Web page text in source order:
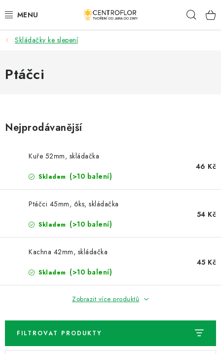
na
SEZÓNNÍ TVOŘENÍ
DŘEVĚNÉ VÝROBKY
NOVINKY
TIPY NA TVOŘENÍ
Dopravné Kontaktujte nás
O nás - kdo jsme?
Moje objednávka
Skládačky ke slepení
Ptáčci
Nejprodávanější
Kuře 52mm, skládačka
Skladem (>10 balení)
46 Kč
Ptáčci 45mm, 6ks, skládačka
Skladem (>10 balení)
54 Kč
Kachna 42mm, skládačka
Skladem (>10 balení)
45 Kč
Zobrazit více produktů
FILTROVAT PRODUKTY